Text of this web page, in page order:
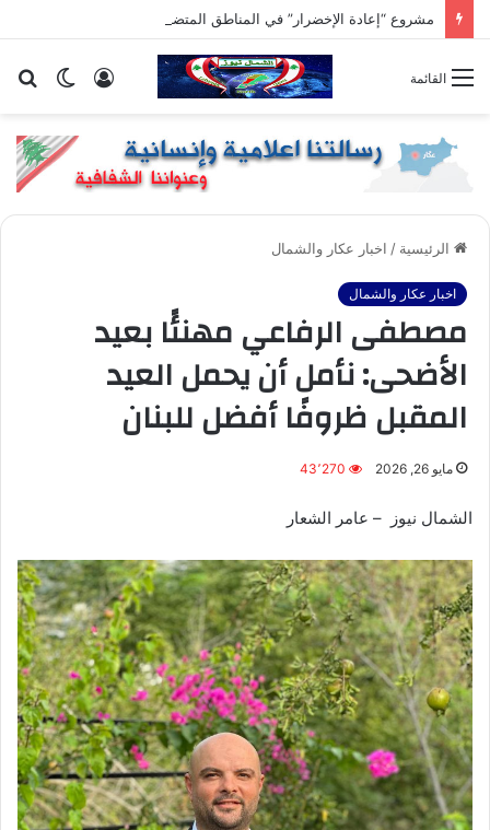
مشروع “إعادة الإخضرار” في المناطق المتضررة
الوضع تسجيل
القائمة
الرئيسية / اخبار عكار والشمال
اخبار عكار والشمال
مصطفى الرفاعي مهنئًا بعيد
الأضحى: نأمل أن يحمل العيد
المقبل ظروفًا أفضل للبنان
مايو 26, 2026 43٬270
الشمال نيوز – عامر الشعار